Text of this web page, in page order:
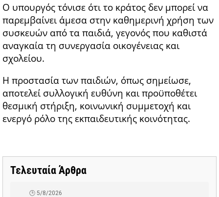
Ο υπουργός τόνισε ότι το κράτος δεν μπορεί να
παρεμβαίνει άμεσα στην καθημερινή χρήση των
συσκευών από τα παιδιά, γεγονός που καθιστά
αναγκαία τη συνεργασία οικογένειας και
σχολείου.
Η προστασία των παιδιών, όπως σημείωσε,
αποτελεί συλλογική ευθύνη και προϋποθέτει
θεσμική στήριξη, κοινωνική συμμετοχή και
ενεργό ρόλο της εκπαιδευτικής κοινότητας.
Τελευταία Άρθρα
5/8/2026